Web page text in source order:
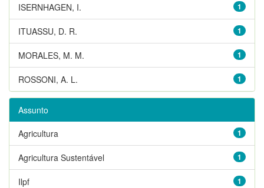
1
ISERNHAGEN, I.
1
ITUASSU, D. R.
1
MORALES, M. M.
1
ROSSONI, A. L.
Assunto
1
Agricultura
1
Agricultura Sustentável
1
Ilpf